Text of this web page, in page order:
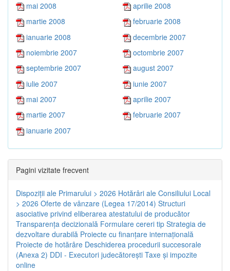
mai 2008
aprilie 2008
martie 2008
februarie 2008
ianuarie 2008
decembrie 2007
noiembrie 2007
octombrie 2007
septembrie 2007
august 2007
iulie 2007
iunie 2007
mai 2007
aprilie 2007
martie 2007
februarie 2007
ianuarie 2007
Pagini vizitate frecvent
Dispoziţii ale Primarului > 2026 Hotărâri ale Consiliului Local
> 2026 Oferte de vânzare (Legea 17/2014) Structuri
asociative privind eliberarea atestatului de producător
Transparenţa decizională Formulare cereri tip Strategia de
dezvoltare durabilă Proiecte cu finanţare internaţională
Proiecte de hotărâre Deschiderea procedurii succesorale
(Anexa 2) DDI - Executori judecătorești Taxe şi impozite
online